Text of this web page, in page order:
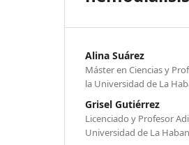
Alina Suárez
Máster en Ciencias y
la Universidad de La
Grisel Gutiérrez
Licenciado y Profesor
Universidad de La